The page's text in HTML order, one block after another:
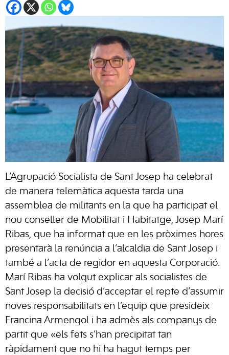
L’Agrupació Socialista de Sant Josep ha celebrat
de manera telemàtica aquesta tarda una
assemblea de militants en la que ha participat el
nou conseller de Mobilitat i Habitatge, Josep Marí
Ribas, que ha informat que en les pròximes hores
presentarà la renúncia a l’alcaldia de Sant Josep i
també a l’acta de regidor en aquesta Corporació.
Marí Ribas ha volgut explicar als socialistes de
Sant Josep la decisió d’acceptar el repte d’assumir
noves responsabilitats en l’equip que presideix
Francina Armengol i ha admès als companys de
partit que «els fets s’han precipitat tan
ràpidament que no hi ha hagut temps per